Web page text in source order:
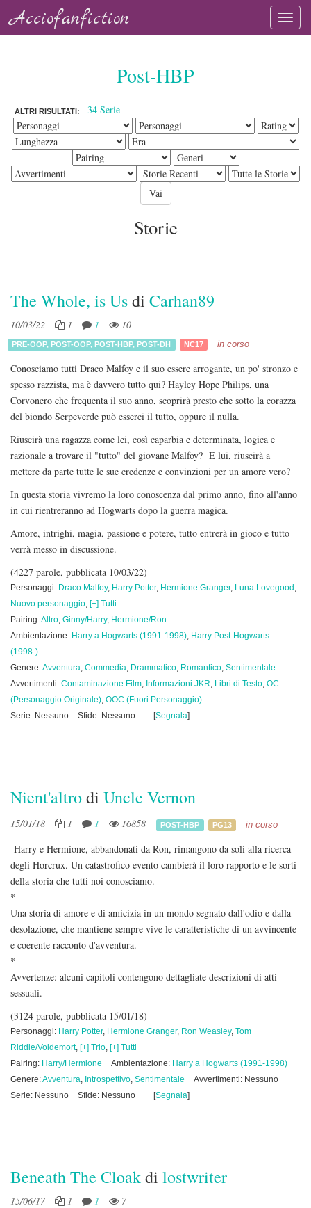
Acciofanfiction
Post-HBP
ALTRI RISULTATI: 34 Serie
Storie
The Whole, is Usdi Carhan89
10/03/22 1 1 10
PRE-OOP,POST-OOP,POST-HBP,POST-DH NC17 in corso
Conosciamo tutti Draco Malfoy e il suo essere arrogante, un po' stronzo e
spesso razzista, ma è davvero tutto qui? Hayley Hope Philips, una
Corvonero che frequenta il suo anno, scoprirà presto che sotto la corazza
del biondo Serpeverde può esserci il tutto, oppure il nulla.
Riuscirà una ragazza come lei, così caparbia e determinata, logica e
razionale a trovare il "tutto" del giovane Malfoy? E lui, riuscirà a
mettere da parte tutte le sue credenze e convinzioni per un amore vero?
In questa storia vivremo la loro conoscenza dal primo anno, fino all'anno
in cui rientreranno ad Hogwarts dopo la guerra magica.
Amore, intrighi, magia, passione e potere, tutto entrerà in gioco e tutto
verrà messo in discussione.
(4227 parole, pubblicata 10/03/22)
Personaggi: Draco Malfoy, Harry Potter, Hermione Granger, Luna Lovegood ,
Nuovo personaggio, [+] Tutti
Pairing:Altro, Ginny/Harry, Hermione/Ron
Ambientazione: Harry a Hogwarts (1991-1998), Harry Post-Hogwarts
(1998-)
Genere:Avventura, Commedia, Drammatico, Romantico, Sentimentale
Avvertimenti: Contaminazione Film, Informazioni JKR, Libri di Testo, OC
(Personaggio Originale), OOC (Fuori Personaggio)
Serie: Nessuno
Sfide: Nessuno [Segnala]
Nient'altrodi Uncle Vernon
15/01/18 1 1 16858 POST-HBP PG13 in corso
Harry e Hermione, abbandonati da Ron, rimangono da soli alla ricerca
degli Horcrux. Un catastrofico evento cambierà il loro rapporto e le sorti
della storia che tutti noi conosciamo.
*
Una storia di amore e di amicizia in un mondo segnato dall'odio e dalla
desolazione, che mantiene sempre vive le caratteristiche di un avvincente
e coerente racconto d'avventura.
*
Avvertenze: alcuni capitoli contengono dettagliate descrizioni di atti
sessuali.
(3124 parole, pubblicata 15/01/18)
Personaggi: Harry Potter, Hermione Granger, Ron Weasley, Tom
Riddle/Voldemort, [+] Trio, [+] Tutti
Pairing: Harry/Hermione Ambientazione: Harry a Hogwarts (1991-1998)
Genere:Avventura, Introspettivo, Sentimentale
Avvertimenti: Nessuno
Serie: Nessuno
Sfide: Nessuno [Segnala]
Beneath The Cloakdi lostwriter
15/06/17 1 1 7